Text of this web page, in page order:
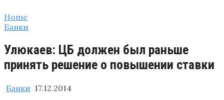
Home
Банки
Улюкаев: ЦБ должен был раньше
принять решение о повышении ставки
Банки 17.12.2014